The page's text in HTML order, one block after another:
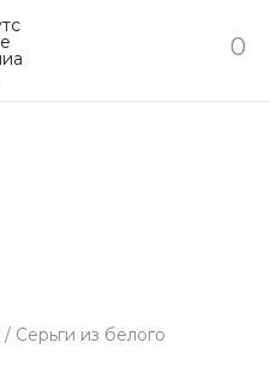
0
/ Серьги из белого